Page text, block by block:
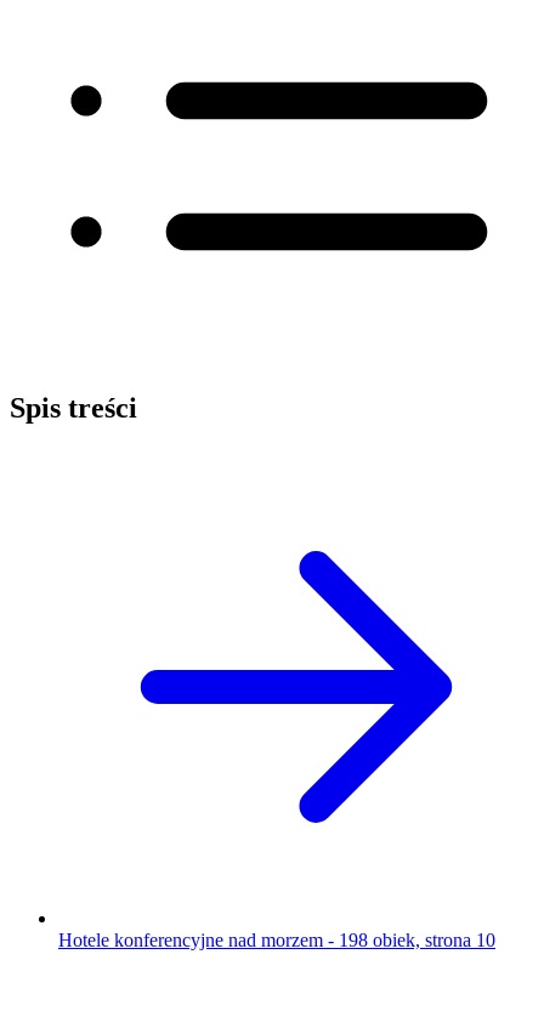
Spis treści
Hotele konferencyjne nad morzem - 198 obiek, strona 10